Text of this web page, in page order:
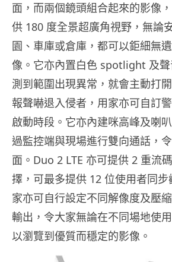
面，而兩個鏡頭組合起來的影像
供 180 度全景超廣角視野，無論
園、車庫或倉庫，都可以鉅細無
像。它亦內置白色 spotlight 及
測到範圍出現異常，就會主動打
報聲嚇退入侵者，用家亦可自訂
啟動時段。它亦內建咪高峰及喇
過監控端與現場進行雙向通話，
面。Duo 2 LTE 亦可提供 2 重流
擇，可最多提供 12 位使用者同
家亦可自行設定不同解像度及壓
輸出，令大家無論在不同場地使
以瀏覽到優質而穩定的影像。